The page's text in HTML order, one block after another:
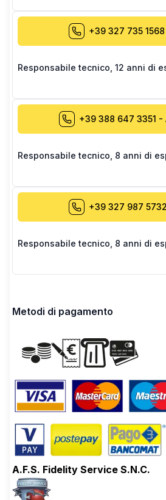
+39 327 735 1568
Responsabile tecnico 12 anni di
+39 388 647 3351 -
Responsabile tecnico 8 anni di
+39 327 987 5732
Responsabile tecnico 8 anni di
Metodi di pagamento
A.F.S. Fidelity Service S.N.C.